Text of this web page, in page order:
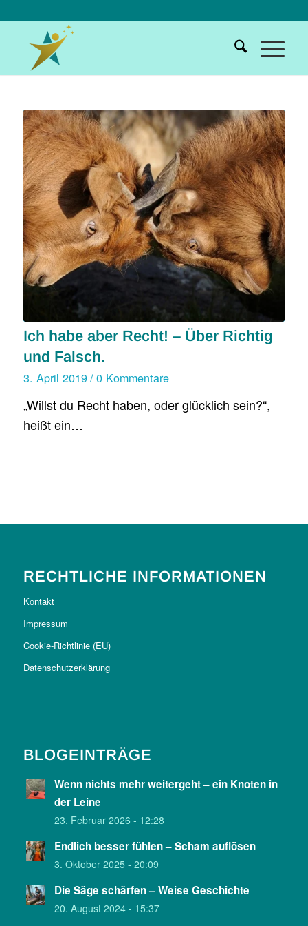
Ich habe aber Recht! – Über Richtig
und Falsch.
3. April 2019/0 Kommentare
„Willst du Recht haben, oder glücklich sein?“,
heißt ein…
RECHTLICHE INFORMATIONEN
Kontakt
Impressum
Cookie-Richtlinie (EU)
Datenschutzerklärung
BLOGEINTRÄGE
Wenn nichts mehr weitergeht – ein Knoten in
der Leine
23. Februar 2026 - 12:28
Endlich besser fühlen – Scham auflösen
3. Oktober 2025 - 20:09
Die Säge schärfen – Weise Geschichte
20. August 2024 - 15:37